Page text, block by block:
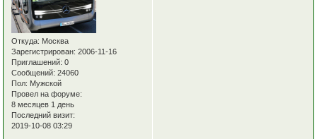
Откуда: Москва
Зарегистрирован: 2006-11-16
Приглашений: 0
Сообщений: 24060
Пол: Мужской
Провел на форуме:
8 месяцев 1 день
Последний визит:
2019-10-08 03:29